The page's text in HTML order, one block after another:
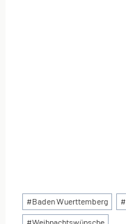
Schlagworte:
#Baden Wuerttemberg #
#Weihnachtswünsche